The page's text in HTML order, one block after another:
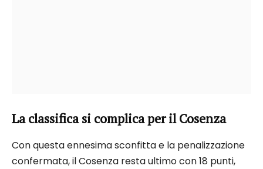
La classifica si complica per il Cosenza
Con questa ennesima sconfitta e la penalizzazione
confermata, il Cosenza resta ultimo con 18 punti,